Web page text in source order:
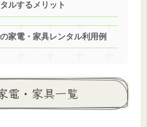
ルするメリット
家電・家具レンタル利用例
電・家具一覧